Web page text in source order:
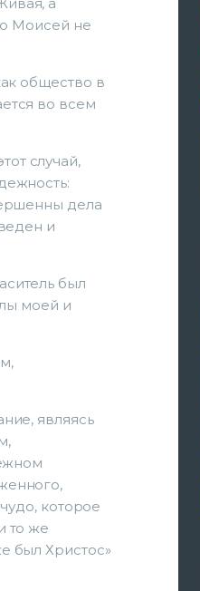
Моисей не
общество в
во всем
случай,
дела
и
был
моей и
являясь
которое
то же
был Христос»